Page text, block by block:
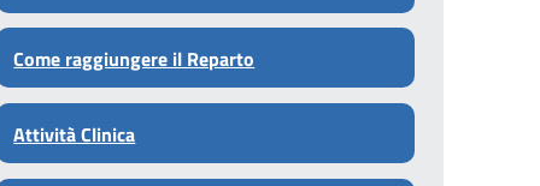
Come raggiungere il Reparto
Attività Clinica